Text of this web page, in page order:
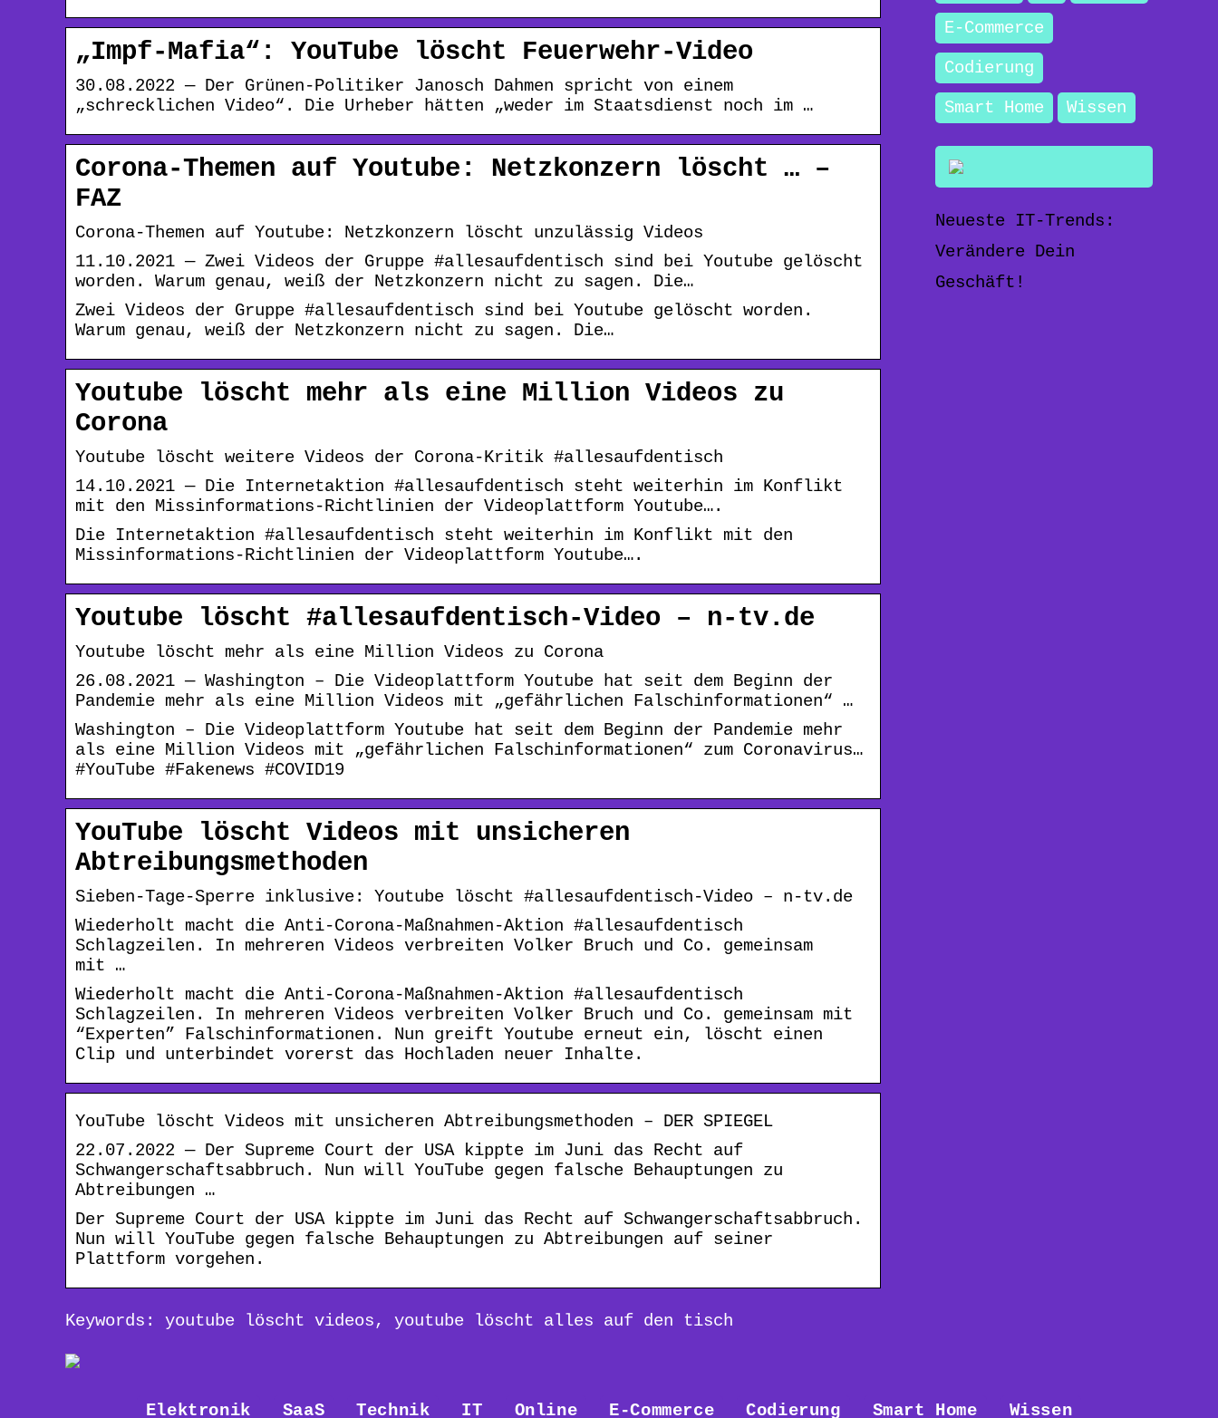
„Impf-Mafia“: YouTube löscht Feuerwehr-Video
30.08.2022 — Der Grünen-Politiker Janosch Dahmen spricht von einem
„schrecklichen Video“. Die Urheber hätten „weder im Staatsdienst noch im …
Corona-Themen auf Youtube: Netzkonzern löscht … –
FAZ
Corona-Themen auf Youtube: Netzkonzern löscht unzulässig Videos
11.10.2021 — Zwei Videos der Gruppe #allesaufdentisch sind bei Youtube gelöscht
worden. Warum genau, weiß der Netzkonzern nicht zu sagen. Die…
Zwei Videos der Gruppe #allesaufdentisch sind bei Youtube gelöscht worden.
Warum genau, weiß der Netzkonzern nicht zu sagen. Die…
Youtube löscht mehr als eine Million Videos zu
Corona
Youtube löscht weitere Videos der Corona-Kritik #allesaufdentisch
14.10.2021 — Die Internetaktion #allesaufdentisch steht weiterhin im Konflikt
mit den Missinformations-Richtlinien der Videoplattform Youtube….
Die Internetaktion #allesaufdentisch steht weiterhin im Konflikt mit den
Missinformations-Richtlinien der Videoplattform Youtube….
Youtube löscht #allesaufdentisch-Video – n-tv.de
Youtube löscht mehr als eine Million Videos zu Corona
26.08.2021 — Washington – Die Videoplattform Youtube hat seit dem Beginn der
Pandemie mehr als eine Million Videos mit „gefährlichen Falschinformationen“ …
Washington – Die Videoplattform Youtube hat seit dem Beginn der Pandemie mehr
als eine Million Videos mit „gefährlichen Falschinformationen“ zum Coronavirus…
#YouTube #Fakenews #COVID19
YouTube löscht Videos mit unsicheren
Abtreibungsmethoden
Sieben-Tage-Sperre inklusive: Youtube löscht #allesaufdentisch-Video – n-tv.de
Wiederholt macht die Anti-Corona-Maßnahmen-Aktion #allesaufdentisch
Schlagzeilen. In mehreren Videos verbreiten Volker Bruch und Co. gemeinsam
mit …
Wiederholt macht die Anti-Corona-Maßnahmen-Aktion #allesaufdentisch
Schlagzeilen. In mehreren Videos verbreiten Volker Bruch und Co. gemeinsam mit
“Experten” Falschinformationen. Nun greift Youtube erneut ein, löscht einen
Clip und unterbindet vorerst das Hochladen neuer Inhalte.
YouTube löscht Videos mit unsicheren Abtreibungsmethoden – DER SPIEGEL
22.07.2022 — Der Supreme Court der USA kippte im Juni das Recht auf
Schwangerschaftsabbruch. Nun will YouTube gegen falsche Behauptungen zu
Abtreibungen …
Der Supreme Court der USA kippte im Juni das Recht auf Schwangerschaftsabbruch.
Nun will YouTube gegen falsche Behauptungen zu Abtreibungen auf seiner
Plattform vorgehen.
Keywords: youtube löscht videos, youtube löscht alles auf den tisch
E-Commerce
Codierung
Smart Home
Wissen
Neueste IT-Trends:
Verändere Dein
Geschäft!
Elektronik SaaS Technik IT Online E-Commerce Codierung Smart Home Wissen